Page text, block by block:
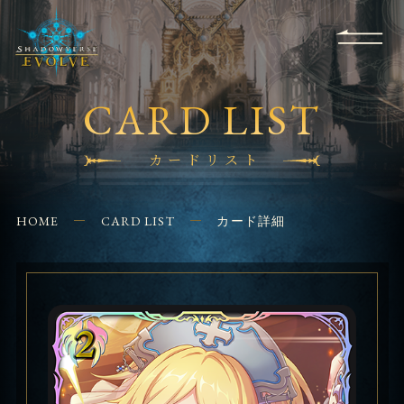
Q&A
EVENT SHOPS
FOR
BEGINNERS
APPLICATION
CONTACT
CARD LIST
カードリスト
HOME CARD LIST カード詳細